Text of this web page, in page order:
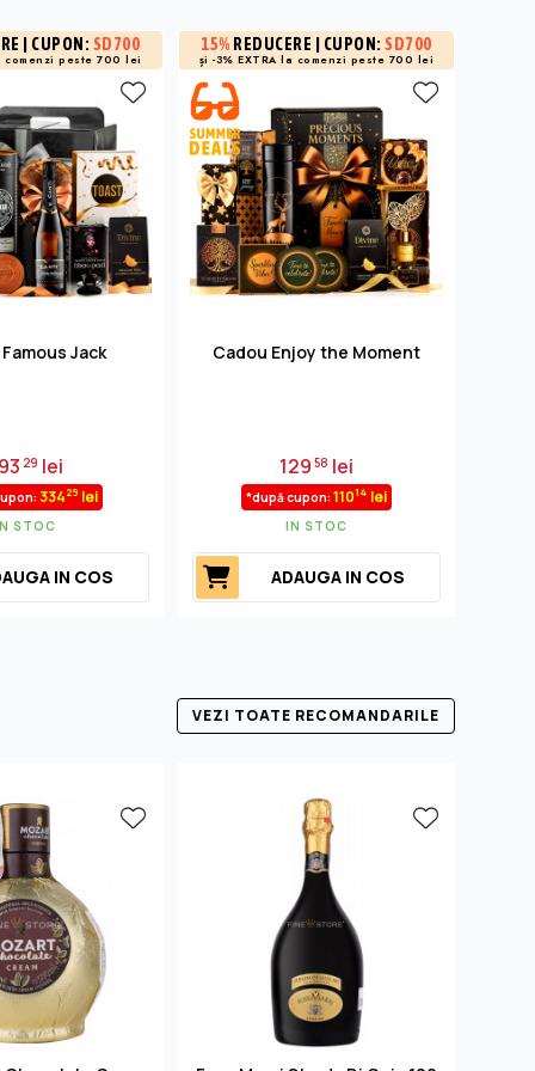
| CUPON: SD700
comenzi peste 700 lei
Jack
29 lei
33429 lei
STOC
IN COS
15% REDUCERE | CUPON:SD700
și -3% EXTRA la comenzi peste 700 lei
Cadou Enjoy the Moment
12958 lei
*după cupon: 11014 lei
IN STOC
ADAUGA IN COS
VEZI TOATE RECOMANDARILE